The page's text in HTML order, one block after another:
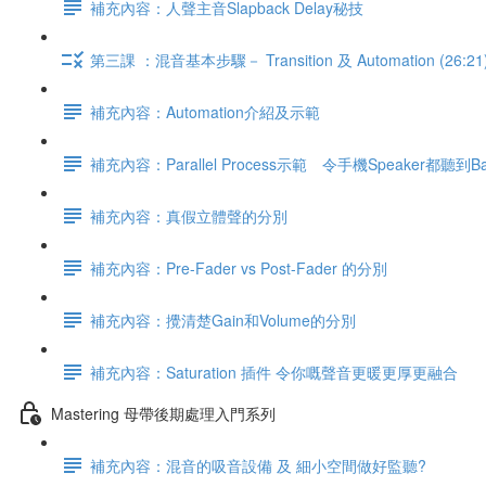
補充內容：人聲主音Slapback Delay秘技
第三課 ：混音基本步驟－ Transition 及 Automation
補充內容：Automation介紹及示範
補充內容：Parallel Process示範 令手機Speaker都聽到
補充內容：真假立體聲的分別
補充內容：Pre-Fader vs Post-Fader 的分別
補充內容：攪清楚Gain和Volume的分別
補充內容：Saturation 插件 令你嘅聲音更暖更厚更融合
Mastering 母帶後期處理入門系列
補充內容：混音的吸音設備 及 細小空間做好監聽?